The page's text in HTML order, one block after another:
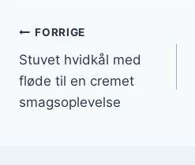
FORRIGE
Stuvet hvidkål med
fløde til en cremet
smagsoplevelse